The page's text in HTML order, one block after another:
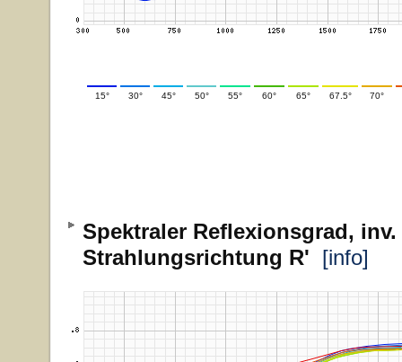
15° 30° 45° 50° 55° 60° 65° 67.5° 70°
Spektraler Reflexionsgrad, inv.
Strahlungsrichtung R' [info]